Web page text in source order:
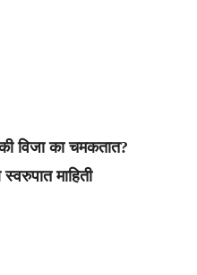
विजा का चमकतात?
माहिती